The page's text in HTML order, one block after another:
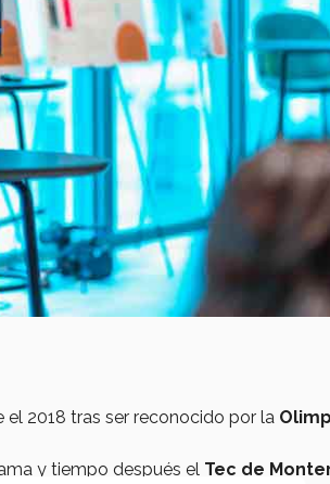
el 2018 tras ser reconocido por la
y tiempo después el Tec de